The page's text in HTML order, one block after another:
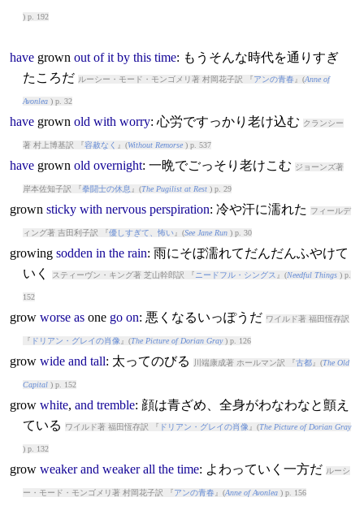
) p. 192
have grown out of it by this time: もうそんな時代を通りすぎ
たころだ ルーシー・モード・モンゴメリ著 村岡花子訳 『 アンの青春 』(Anne of
Avonlea) p. 32
have grown old with worry: 心労ですっかり老け込む クランシー
著 村上博基訳 『容赦なく 』(Without Remorse) p. 537
have grown old overnight: 一晩でごっそり老けこむ ジョーンズ著
岸本佐知子訳 『拳闘士の休息 』(The Pugilist at Rest) p. 29
grown sticky with nervous perspiration: 冷や汗に濡れた フィールデ
ィング著 吉田利子訳 『優しすぎて、怖い』(See Jane Run) p. 30
growing sodden in the rain: 雨にそぼ濡れてだんだんふやけて
いく
スティーヴン・キング著 芝山幹郎訳 『 ニードフル・シングス 』(Needful Things) p.
152
grow worse asone go on: 悪くなるいっぽうだ ワイルド著 福田恆存訳
『 ドリアン・グレイの肖像』(The Picture of Dorian Gray) p. 126
grow wide and tall: 太ってのびる 川端康成著 ホールマン訳 『古都』(The Old
Capital) p. 152
grow white, and tremble: 顔は青ざめ、全身がわなわなと顫え
ている
ワイルド著 福田恆存訳 『 ドリアン・グレイの肖像』(The Picture of Dorian Gray
) p. 132
grow weaker and weaker all the time: よわっていく一方だ ルーシ
ー・モード・モンゴメリ著 村岡花子訳 『 アンの青春 』(Anne of Avonlea) p. 156